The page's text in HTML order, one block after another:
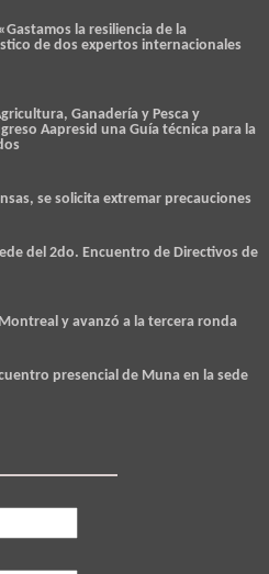
la resiliencia de la
de dos expertos internacionales
Ganadería y Pesca y
Aapresid una Guía técnica para la
se solicita extremar precauciones
del 2do. Encuentro de Directivos de
y avanzó a la tercera ronda
presencial de Muna en la sede